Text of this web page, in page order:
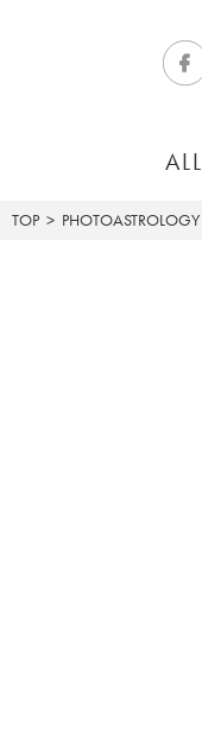
ALL
TOP PHOTOASTROLOGY